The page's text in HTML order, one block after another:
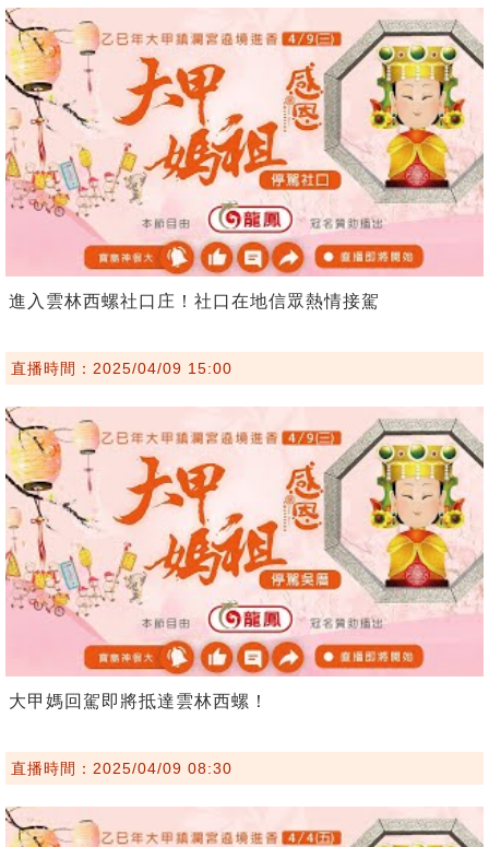
進入雲林西螺社口庄！社口在地信眾熱情接駕
直播時間：2025/04/09 15:00
大甲媽回駕即將抵達雲林西螺！
直播時間：2025/04/09 08:30